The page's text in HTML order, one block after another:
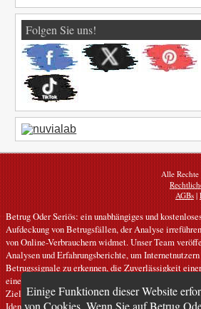
Einige Funktionen dieser Website
von Cookies. Wenn Sie auf Betrug
Folgen Sie uns!
Alle
AGBs|
Betrug Oder Seriös: ein unabhängiges und
Aufdeckung von Betrugsfällen, der Analyse
von Online-Verbrauchern widmet. Unser Team
Analysen und Erfahrungsberichte, um
Betrugssignale zu erkennen, die Zuverlässigkeit
eines Angebots zu überprüfen und sich besser vor
Ziel ist es, zur Bekämpfung von Betrug, Phishing,
Identitätsmissbrauch und manipulativen Online-